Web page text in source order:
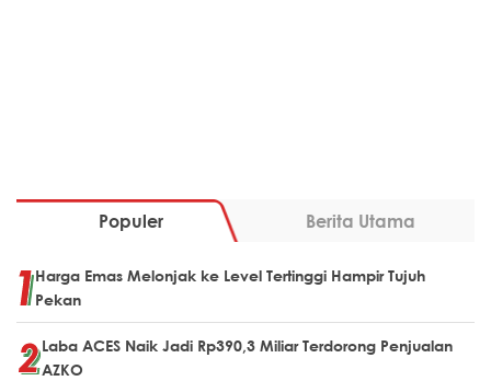
Populer Berita Utama
Harga Emas Melonjak ke Level Tertinggi Hampir Tujuh
Pekan
Laba ACES Naik Jadi Rp390,3 Miliar Terdorong Penjualan
AZKO